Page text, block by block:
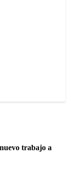
trabajo a